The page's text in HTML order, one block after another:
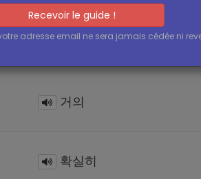
전혀
거의
확실히
Recevoir le guide !
adresse email ne sera jamais cédée ni